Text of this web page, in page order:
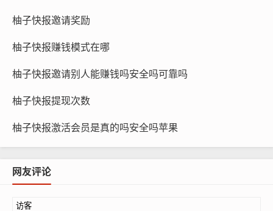
柚子快报邀请奖励
柚子快报赚钱模式在哪
柚子快报邀请别人能赚钱吗安全吗可靠吗
柚子快报提现次数
柚子快报激活会员是真的吗安全吗苹果
网友评论